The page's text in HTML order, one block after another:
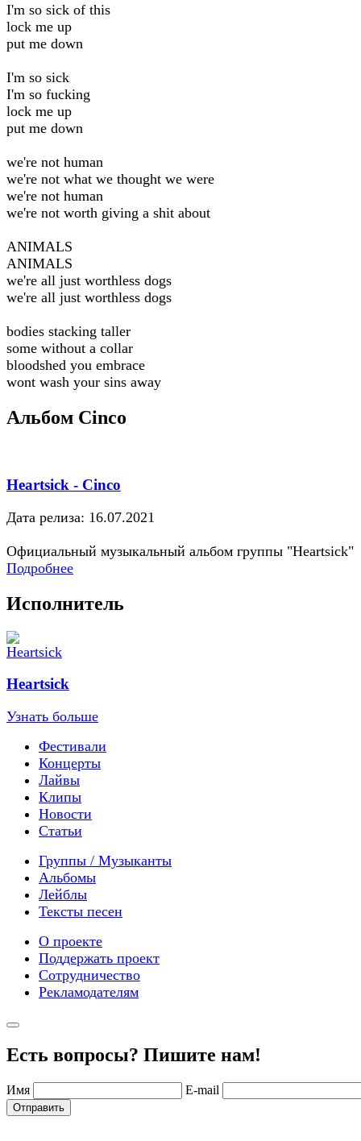
I'm so sick of this
lock me up
put me down
I'm so sick
I'm so fucking
lock me up
put me down
we're not human
we're not what we thought we were
we're not human
we're not worth giving a shit about
ANIMALS
ANIMALS
we're all just worthless dogs
we're all just worthless dogs
bodies stacking taller
some without a collar
bloodshed you embrace
wont wash your sins away
Альбом Cinco
Heartsick - Cinco
Дата релиза: 16.07.2021
Официальный музыкальный альбом группы "Heartsick"
Подробнее
Исполнитель
Heartsick
Узнать больше
Фестивали
Концерты
Лайвы
Клипы
Новости
Статьи
Группы / Музыканты
Альбомы
Лейблы
Тексты песен
О проекте
Поддержать проект
Сотрудничество
Рекламодателям
Есть вопросы? Пишите нам!
Имя E-mail